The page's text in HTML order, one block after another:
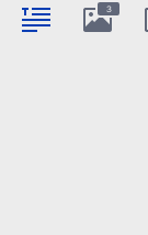
3